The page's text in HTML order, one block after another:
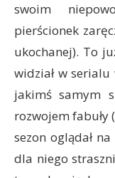
swoim
pierścionek
ukochanej). To
widział w serialu
jakimś samym
rozwojem fabuły
sezon oglądał
dla niego